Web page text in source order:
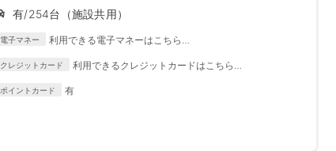
有/254台（施設共用）
電子マネー
利用できる電子マネーはこちら
/content05/index.html
クレジットカード
利用できるクレジットカードはこちら
ポイントカード 有